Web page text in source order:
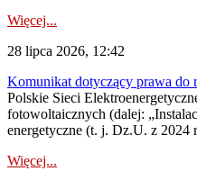
Więcej...
28 lipca 2026, 12:42
Komunikat dotyczący prawa do
Polskie Sieci
fotowoltaicznych (dalej:
energetyczne (t. j. Dz.U. z 2024
Więcej...